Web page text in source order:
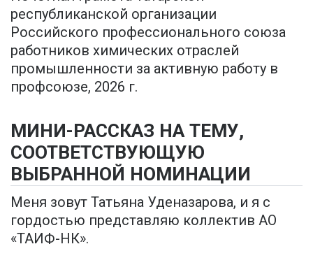
республиканской организации
Российского профессионального союза
работников химических отраслей
промышленности за активную работу в
профсоюзе, 2026 г.
МИНИ-РАССКАЗ НА ТЕМУ,
СООТВЕТСТВУЮЩУЮ
ВЫБРАННОЙ НОМИНАЦИИ
Меня зовут Татьяна Уденазарова, и я с
гордостью представляю коллектив АО
«ТАИФ-НК».